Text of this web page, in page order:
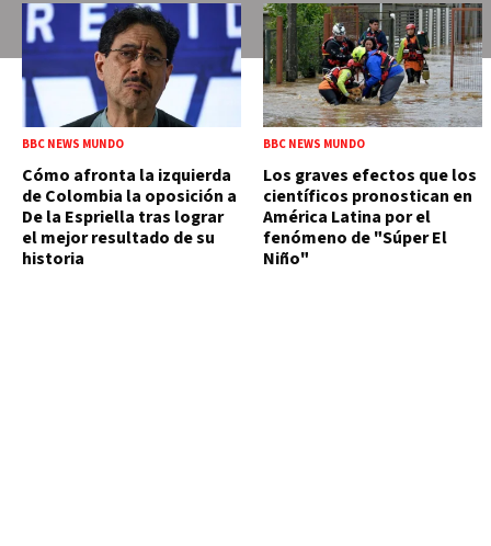
BBC NEWS MUNDO
Cómo afronta la izquierda
de Colombia la oposición a
De la Espriella tras lograr
el mejor resultado de su
historia
BBC NEWS MUNDO
Los graves efectos que los
científicos pronostican en
América Latina por el
fenómeno de "Súper El
Niño"